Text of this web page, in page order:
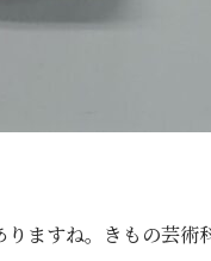
ますね。きもの芸術